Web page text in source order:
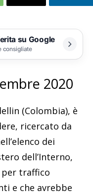
su Google
consigliate
2020
(Colombia), è
ricercato da
dei
dell’Interno,
per traffico
e che avrebbe